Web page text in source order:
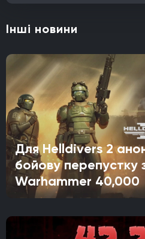
Інші новини
Для Helldivers 2
бойову перепустку
Warhammer 40,000